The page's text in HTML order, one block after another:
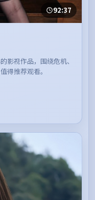
92:37
影视作品，围绕危机、
得推荐观看。